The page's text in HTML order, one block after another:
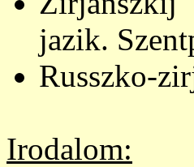
jazik.
Russzko-
Irodalom: